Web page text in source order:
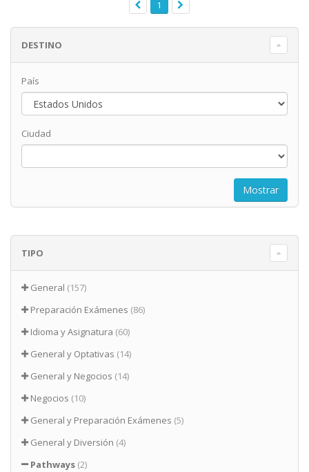
1
DESTINO
País
Ciudad
TIPO
General (157)
Preparación Exámenes (86)
Idioma y Asignatura (60)
General y Optativas (14)
General y Negocios (14)
Negocios (10)
General y Preparación Exámenes (5)
General y Diversión (4)
Pathways (2)